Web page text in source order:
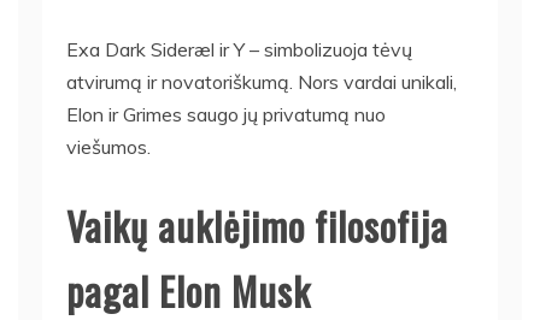
Exa Dark Sideræl ir Y – simbolizuoja tėvų
atvirumą ir novatoriškumą. Nors vardai unikali,
Elon ir Grimes saugo jų privatumą nuo
viešumos.
Vaikų auklėjimo filosofija
pagal Elon Musk